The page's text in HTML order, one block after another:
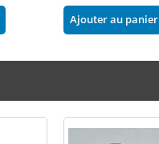
Ajouter au panier